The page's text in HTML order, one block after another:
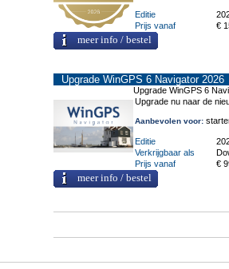
Editie
Prijs vanaf
€
meer info / bestel
Upgrade WinGPS 6 Navigator 2026
Upgrade WinGPS 6
Upgrade nu naar de
Aanbevolen voor:
Editie
Verkrijgbaar als
Prijs vanaf
€
meer info / bestel